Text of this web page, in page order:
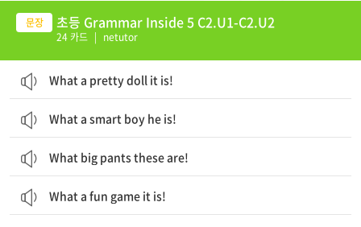
초등 Grammar Inside 5 C2.U1-C2.U2
24 카드 | netutor
What a pretty doll it is!
What a smart boy he is!
What big pants these are!
What a fun game it is!